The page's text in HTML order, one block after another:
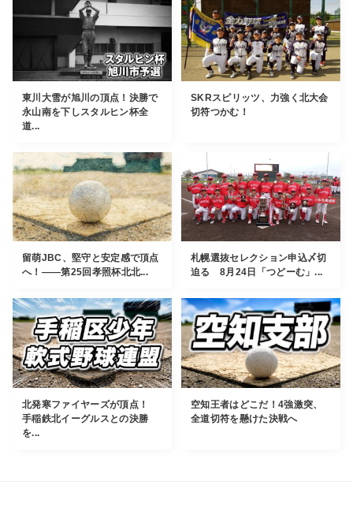
東川大雪が旭川の頂点！決勝で
永山南を下しスタルヒン杯全
道...
SKRスピリッツ、力強く北大会
切符つかむ！
留萌JBC、堅守と安定感で頂点
へ！——第25回孝照杯北北...
札幌選抜セレクション申込〆切
迫る 8月24日「つどーむ」...
北発寒ファイヤーズが頂点！
手稲鉄北イーグルスとの決勝
を...
空知王者はどこだ！4強激突、
全道切符を懸けた決戦へ